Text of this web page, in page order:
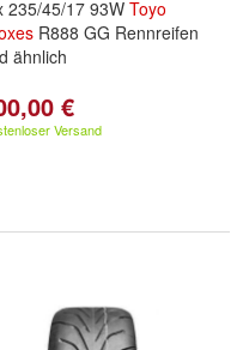
235/45/17 93W Toyo
R888 GG Rennreifen
ähnlich
€
Versand